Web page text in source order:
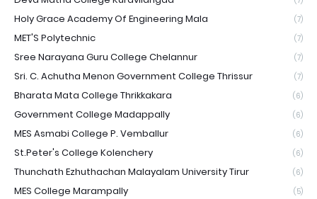
Holy Grace Academy Of Engineering Mala (7)
MET'S Polytechnic (7)
Sree Narayana Guru College Chelannur (7)
Sri. C. Achutha Menon Government College Thrissur (7)
Bharata Mata College Thrikkakara (6)
Government College Madappally (6)
MES Asmabi College P. Vemballur (6)
St.Peter's College Kolenchery (6)
Thunchath Ezhuthachan Malayalam University Tirur (6)
MES College Marampally (5)